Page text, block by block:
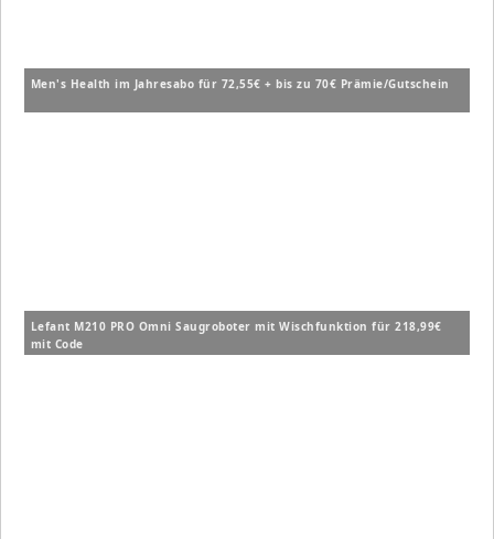
Men's Health im Jahresabo für 72,55€ + bis zu 70€ Prämie/Gutschein
Lefant M210 PRO Omni Saugroboter mit Wischfunktion für 218,99€
mit Code